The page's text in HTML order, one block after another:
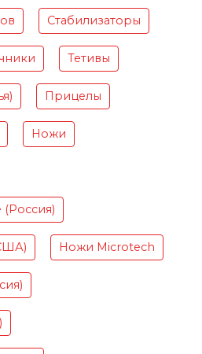
Стабилизаторы
Тетивы
Прицелы
Ножи
Ножи Microtech